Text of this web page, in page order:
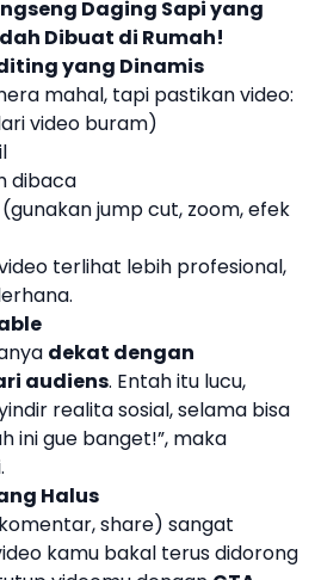
Daging Sapi yang
Dibuat di Rumah!
yang Dinamis
mahal, tapi pastikan video:
video buram)
dibaca
jump cut, zoom, efek
terlihat lebih profesional,
dekat dengan
audiens. Entah itu lucu,
realita sosial, selama bisa
ini gue banget!”, maka
Halus
share) sangat
kamu bakal terus didorong